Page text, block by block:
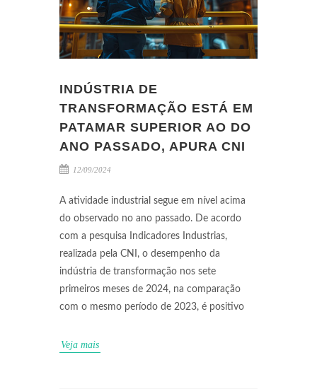
INDÚSTRIA DE
TRANSFORMAÇÃO ESTÁ EM
PATAMAR SUPERIOR AO DO
ANO PASSADO, APURA CNI
12/09/2024
A atividade industrial segue em nível acima
do observado no ano passado. De acordo
com a pesquisa Indicadores Industrias,
realizada pela CNI, o desempenho da
indústria de transformação nos sete
primeiros meses de 2024, na comparação
com o mesmo período de 2023, é positivo
Veja mais